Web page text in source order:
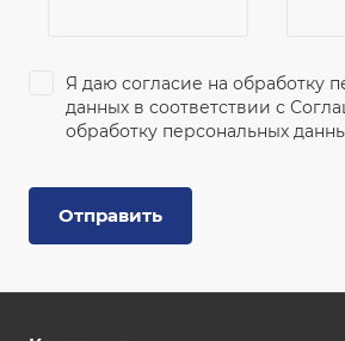
Я даю согласие на обработку
данных в соответствии с
обработку персональных
Отправить